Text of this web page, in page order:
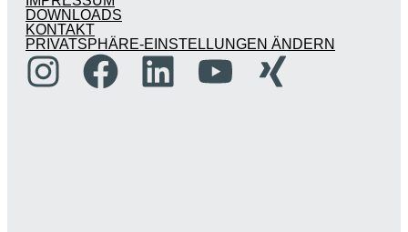
DOWNLOADS
KONTAKT
PRIVATSPHÄRE-EINSTELLUNGEN ÄNDERN